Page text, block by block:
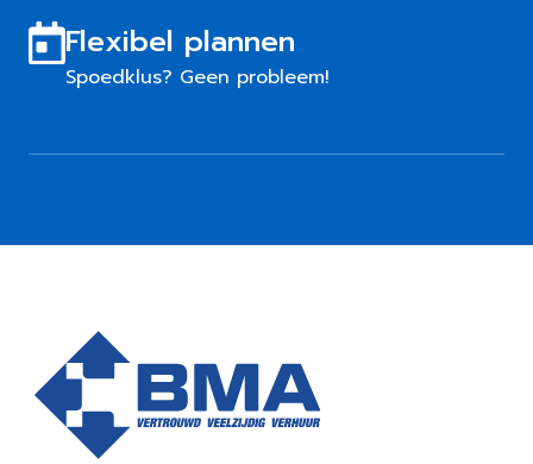
Flexibel plannen
Spoedklus? Geen probleem!